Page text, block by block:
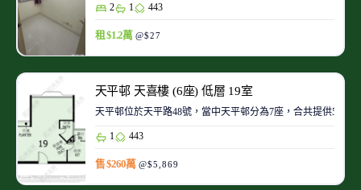
2 1 443
租 $1.2萬 @$27
天平邨 天喜樓 (6座) 低層 19室
天平邨位於天平路48號，當中天平邨分為7座，合共提供5700
1 443
售 $260萬 @$5,869